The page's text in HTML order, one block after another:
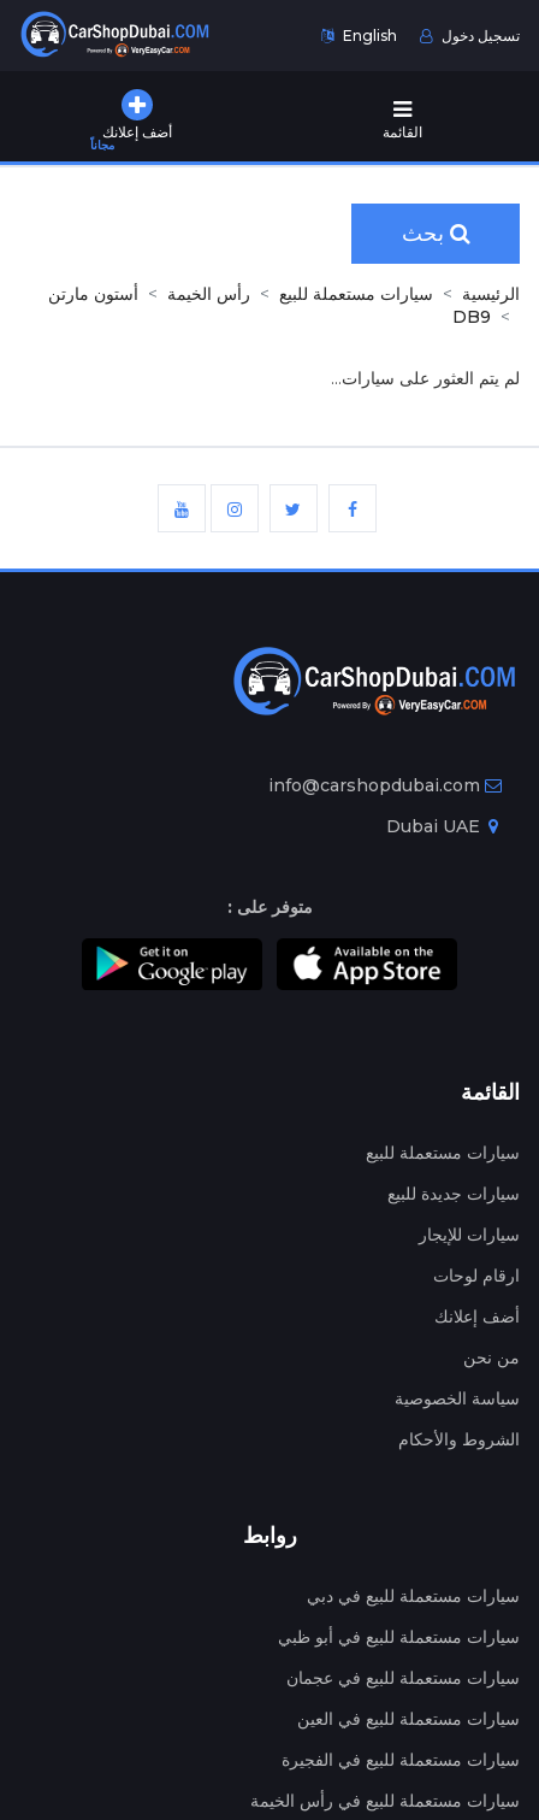
English تسجيل دخول
أضف إعلانك
مجاناً
القائمة
بحث
الرئيسية سيارات مستعملة للبيع رأس الخيمة
أستون مارتن
DB9
لم يتم العثور على سيارات...
info@carshopdubai.com
متوفر على :
القائمة
سيارات مستعملة للبيع
سيارات جديدة للبيع
سيارات للإيجار
ارقام لوحات
أضف إعلانك
من نحن
سياسة الخصوصية
الشروط والأحكام
روابط
سيارات مستعملة للبيع في دبي
سيارات مستعملة للبيع في أبو ظبي
سيارات مستعملة للبيع في عجمان
سيارات مستعملة للبيع في العين
سيارات مستعملة للبيع في الفجيرة
سيارات مستعملة للبيع في رأس الخيمة